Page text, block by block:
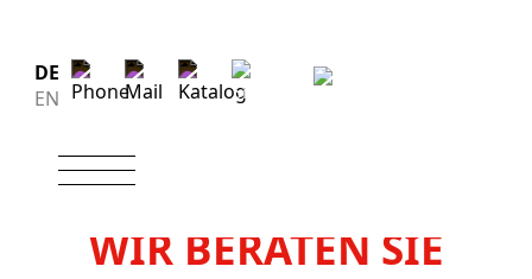
DE
EN
WIR BERATEN SIE